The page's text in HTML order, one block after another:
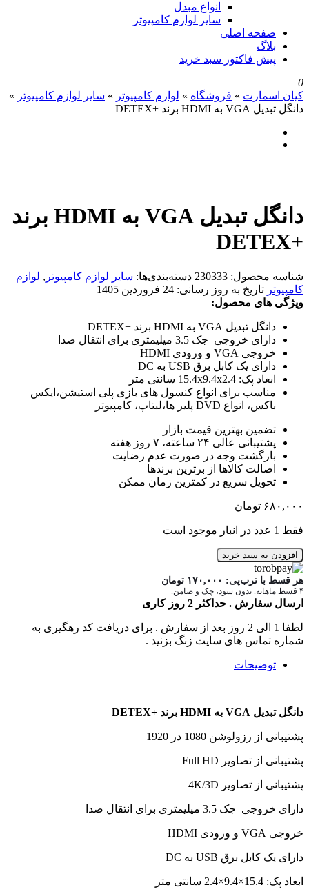
انواع مبدل
سایر لوازم کامپیوتر
صفحه اصلی
بلاگ
پیش فاکتور سبد خرید
0
کیان اسمارت » فروشگاه » لوازم کامپیوتر » سایر لوازم کامپیوتر »
دانگل تبدیل VGA به HDMI برند +DETEX
دانگل تبدیل VGA به HDMI برند
+DETEX
شناسه محصول: 230333 دسته‌بندی‌ها: سایر لوازم کامپیوتر , لوازم
کامپیوتر تاریخ به روز رسانی: 24 فروردین 1405
ویژگی های محصول:
دانگل تبدیل VGA به HDMI برند +DETEX
دارای خروجی جک 3.5 میلیمتری برای انتقال صدا
خروجی VGA و ورودی HDMI
دارای یک کابل برق USB به DC
ابعاد پک: 15.4x9.4x2.4 سانتی متر
مناسب برای انواع کنسول های بازی پلی استیشن،ایکس
باکس، انواع DVD پلیر ها،لبتاپ، کامپیوتر
تضمین بهترین قیمت بازار
پشتیبانی عالی ۲۴ ساعته، ۷ روز هفته
بازگشت وجه در صورت عدم رضایت
اصالت کالاها از برترین برندها
تحویل سریع در کمترین زمان ممکن
۶۸۰,۰۰۰ تومان
فقط 1 عدد در انبار موجود است
افزودن به سبد خرید
هر قسط با ترب‌پی: ۱۷۰,۰۰۰ تومان
۴ قسط ماهانه. بدون سود، چک و ضامن.
ارسال سفارش . حداکثر 2 روز کاری
لطفا 1 الی 2 روز بعد از سفارش . برای دریافت کد رهگیری به
شماره تماس های سایت زنگ بزنید .
توضیحات
دانگل تبدیل VGA به HDMI برند +DETEX
پشتیبانی از رزولوشن 1080 در 1920
پشتیبانی از تصاویر Full HD
پشتیبانی از تصاویر 4K/3D
دارای خروجی جک 3.5 میلیمتری برای انتقال صدا
خروجی VGA و ورودی HDMI
دارای یک کابل برق USB به DC
ابعاد پک: 15.4×9.4×2.4 سانتی متر